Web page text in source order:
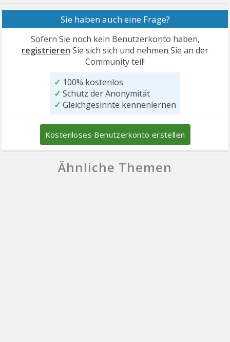
Sie haben auch eine Frage?
Sofern Sie noch kein Benutzerkonto haben,
registrieren Sie sich sich und nehmen Sie an der
Community teil!
✓ 100% kostenlos
✓ Schutz der Anonymität
✓ Gleichgesinnte kennenlernen
Kostenloses Benutzerkonto erstellen
Ähnliche Themen